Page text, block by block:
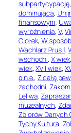
subpartycypację,
dominująca,
finansowym,
wyróżnienia, V,
Ciołek, W
Wachlarz Prus 1,
wschodni, X wiek
wiek, XVII wiek,
p.n.e., Z całą
zachodni,
Leliwa,
muzealnych,
Zbiorów Danych
Tychy Kultura,